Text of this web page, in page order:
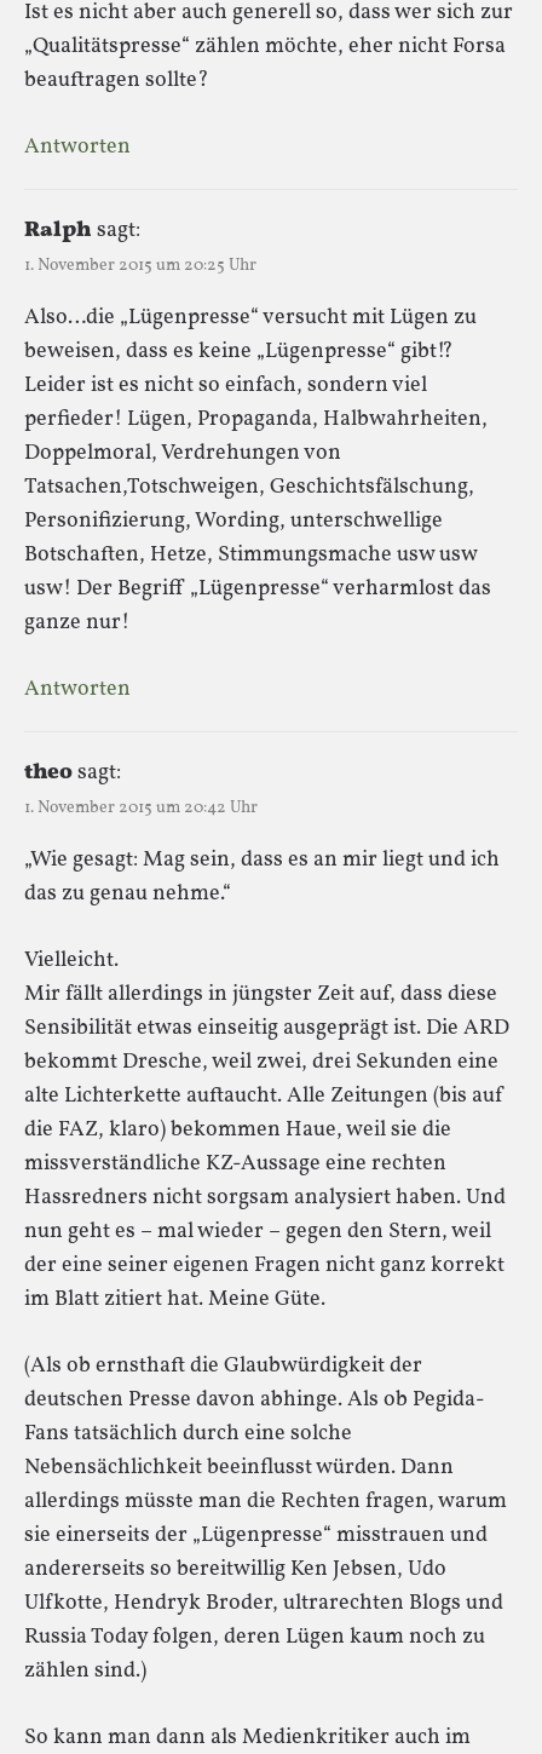
Ist es nicht aber auch generell so, dass wer sich zur
„Qualitätspresse“ zählen möchte, eher nicht Forsa
beauftragen sollte?
Antworten
Ralph sagt:
1. November 2015 um 20:25 Uhr
Also…die „Lügenpresse“ versucht mit Lügen zu
beweisen, dass es keine „Lügenpresse“ gibt!?
Leider ist es nicht so einfach, sondern viel
perfieder! Lügen, Propaganda, Halbwahrheiten,
Doppelmoral, Verdrehungen von
Tatsachen,Totschweigen, Geschichtsfälschung,
Personifizierung, Wording, unterschwellige
Botschaften, Hetze, Stimmungsmache usw usw
usw! Der Begriff „Lügenpresse“ verharmlost das
ganze nur!
Antworten
theosagt:
1. November 2015 um 20:42 Uhr
„Wie gesagt: Mag sein, dass es an mir liegt und ich
das zu genau nehme.“
Vielleicht.
Mir fällt allerdings in jüngster Zeit auf, dass diese
Sensibilität etwas einseitig ausgeprägt ist. Die ARD
bekommt Dresche, weil zwei, drei Sekunden eine
alte Lichterkette auftaucht. Alle Zeitungen (bis auf
die FAZ, klaro) bekommen Haue, weil sie die
missverständliche KZ-Aussage eine rechten
Hassredners nicht sorgsam analysiert haben. Und
nun geht es – mal wieder – gegen den Stern, weil
der eine seiner eigenen Fragen nicht ganz korrekt
im Blatt zitiert hat. Meine Güte.
(Als ob ernsthaft die Glaubwürdigkeit der
deutschen Presse davon abhinge. Als ob Pegida-
Fans tatsächlich durch eine solche
Nebensächlichkeit beeinflusst würden. Dann
allerdings müsste man die Rechten fragen, warum
sie einerseits der „Lügenpresse“ misstrauen und
andererseits so bereitwillig Ken Jebsen, Udo
Ulfkotte, Hendryk Broder, ultrarechten Blogs und
Russia Today folgen, deren Lügen kaum noch zu
zählen sind.)
So kann man dann als Medienkritiker auch im